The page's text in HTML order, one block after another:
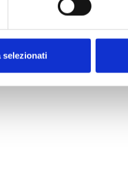
selezionati